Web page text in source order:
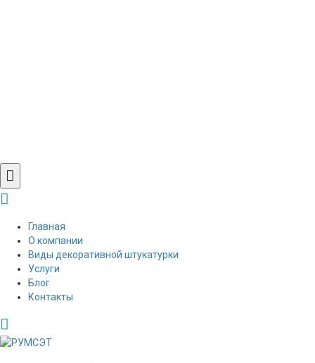
Главная
О компании
Виды декоративной штукатурки
Услуги
Блог
Контакты